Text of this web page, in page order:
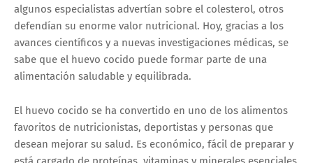
algunos especialistas advertían sobre el colesterol, otros
defendían su enorme valor nutricional. Hoy, gracias a los
avances científicos y a nuevas investigaciones médicas, se
sabe que el huevo cocido puede formar parte de una
alimentación saludable y equilibrada.
El huevo cocido se ha convertido en uno de los alimentos
favoritos de nutricionistas, deportistas y personas que
desean mejorar su salud. Es económico, fácil de preparar y